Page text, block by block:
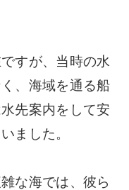
すが、当時の水
、海域を通る船
先案内をして安
ました。
な海では、彼ら